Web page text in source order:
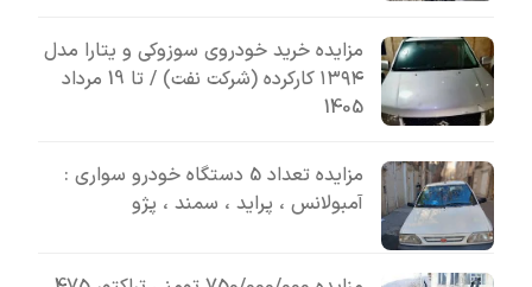
مزایده خرید خودروی سوزوکی و یتارا مدل
۱۳۹۴ کارکرده (شرکت نفت) / تا 19 مرداد
1405
مزایده تعداد 5 دستگاه خودرو سواری :
آمبولانس ، پراید ، سمند ، پژو